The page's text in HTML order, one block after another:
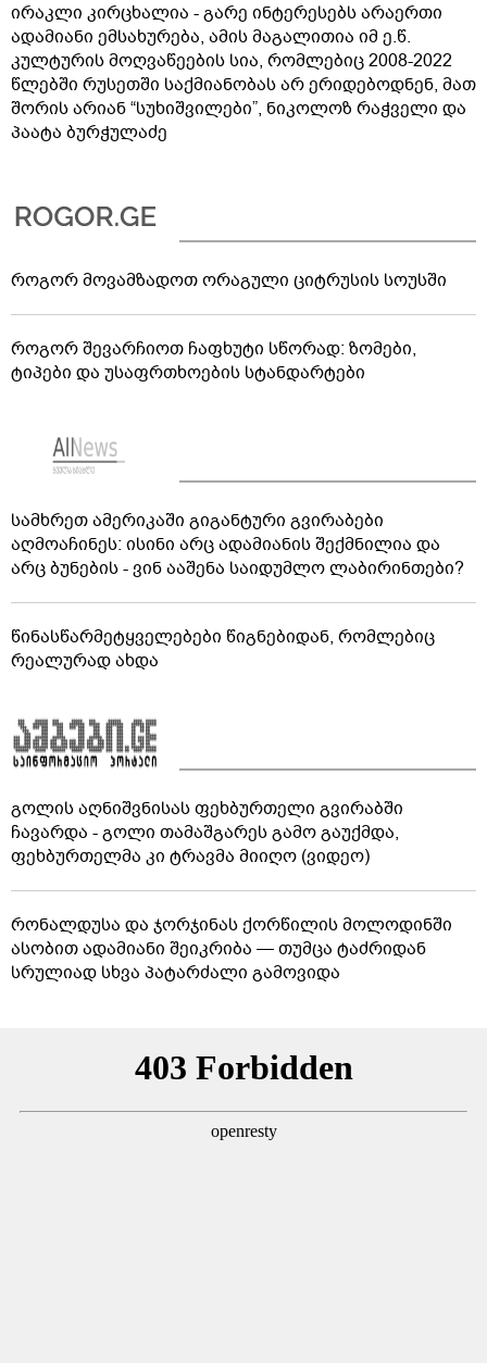
ირაკლი კირცხალია - გარე ინტერესებს არაერთი
ადამიანი ემსახურება, ამის მაგალითია იმ ე.წ.
კულტურის მოღვაწეების სია, რომლებიც 2008-2022
წლებში რუსეთში საქმიანობას არ ერიდებოდნენ, მათ
შორის არიან “სუხიშვილები”, ნიკოლოზ რაჭველი და
პაატა ბურჭულაძე
როგორ მოვამზადოთ ორაგული ციტრუსის სოუსში
როგორ შევარჩიოთ ჩაფხუტი სწორად: ზომები,
ტიპები და უსაფრთხოების სტანდარტები
სამხრეთ ამერიკაში გიგანტური გვირაბები
აღმოაჩინეს: ისინი არც ადამიანის შექმნილია და
არც ბუნების - ვინ ააშენა საიდუმლო ლაბირინთები?
წინასწარმეტყველებები წიგნებიდან, რომლებიც
რეალურად ახდა
გოლის აღნიშვნისას ფეხბურთელი გვირაბში
ჩავარდა - გოლი თამაშგარეს გამო გაუქმდა,
ფეხბურთელმა კი ტრავმა მიიღო (ვიდეო)
რონალდუსა და ჯორჯინას ქორწილის მოლოდინში
ასობით ადამიანი შეიკრიბა — თუმცა ტაძრიდან
სრულიად სხვა პატარძალი გამოვიდა